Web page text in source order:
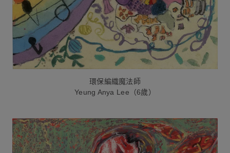
環保編織魔法師
Yeung Anya Lee（6歲）